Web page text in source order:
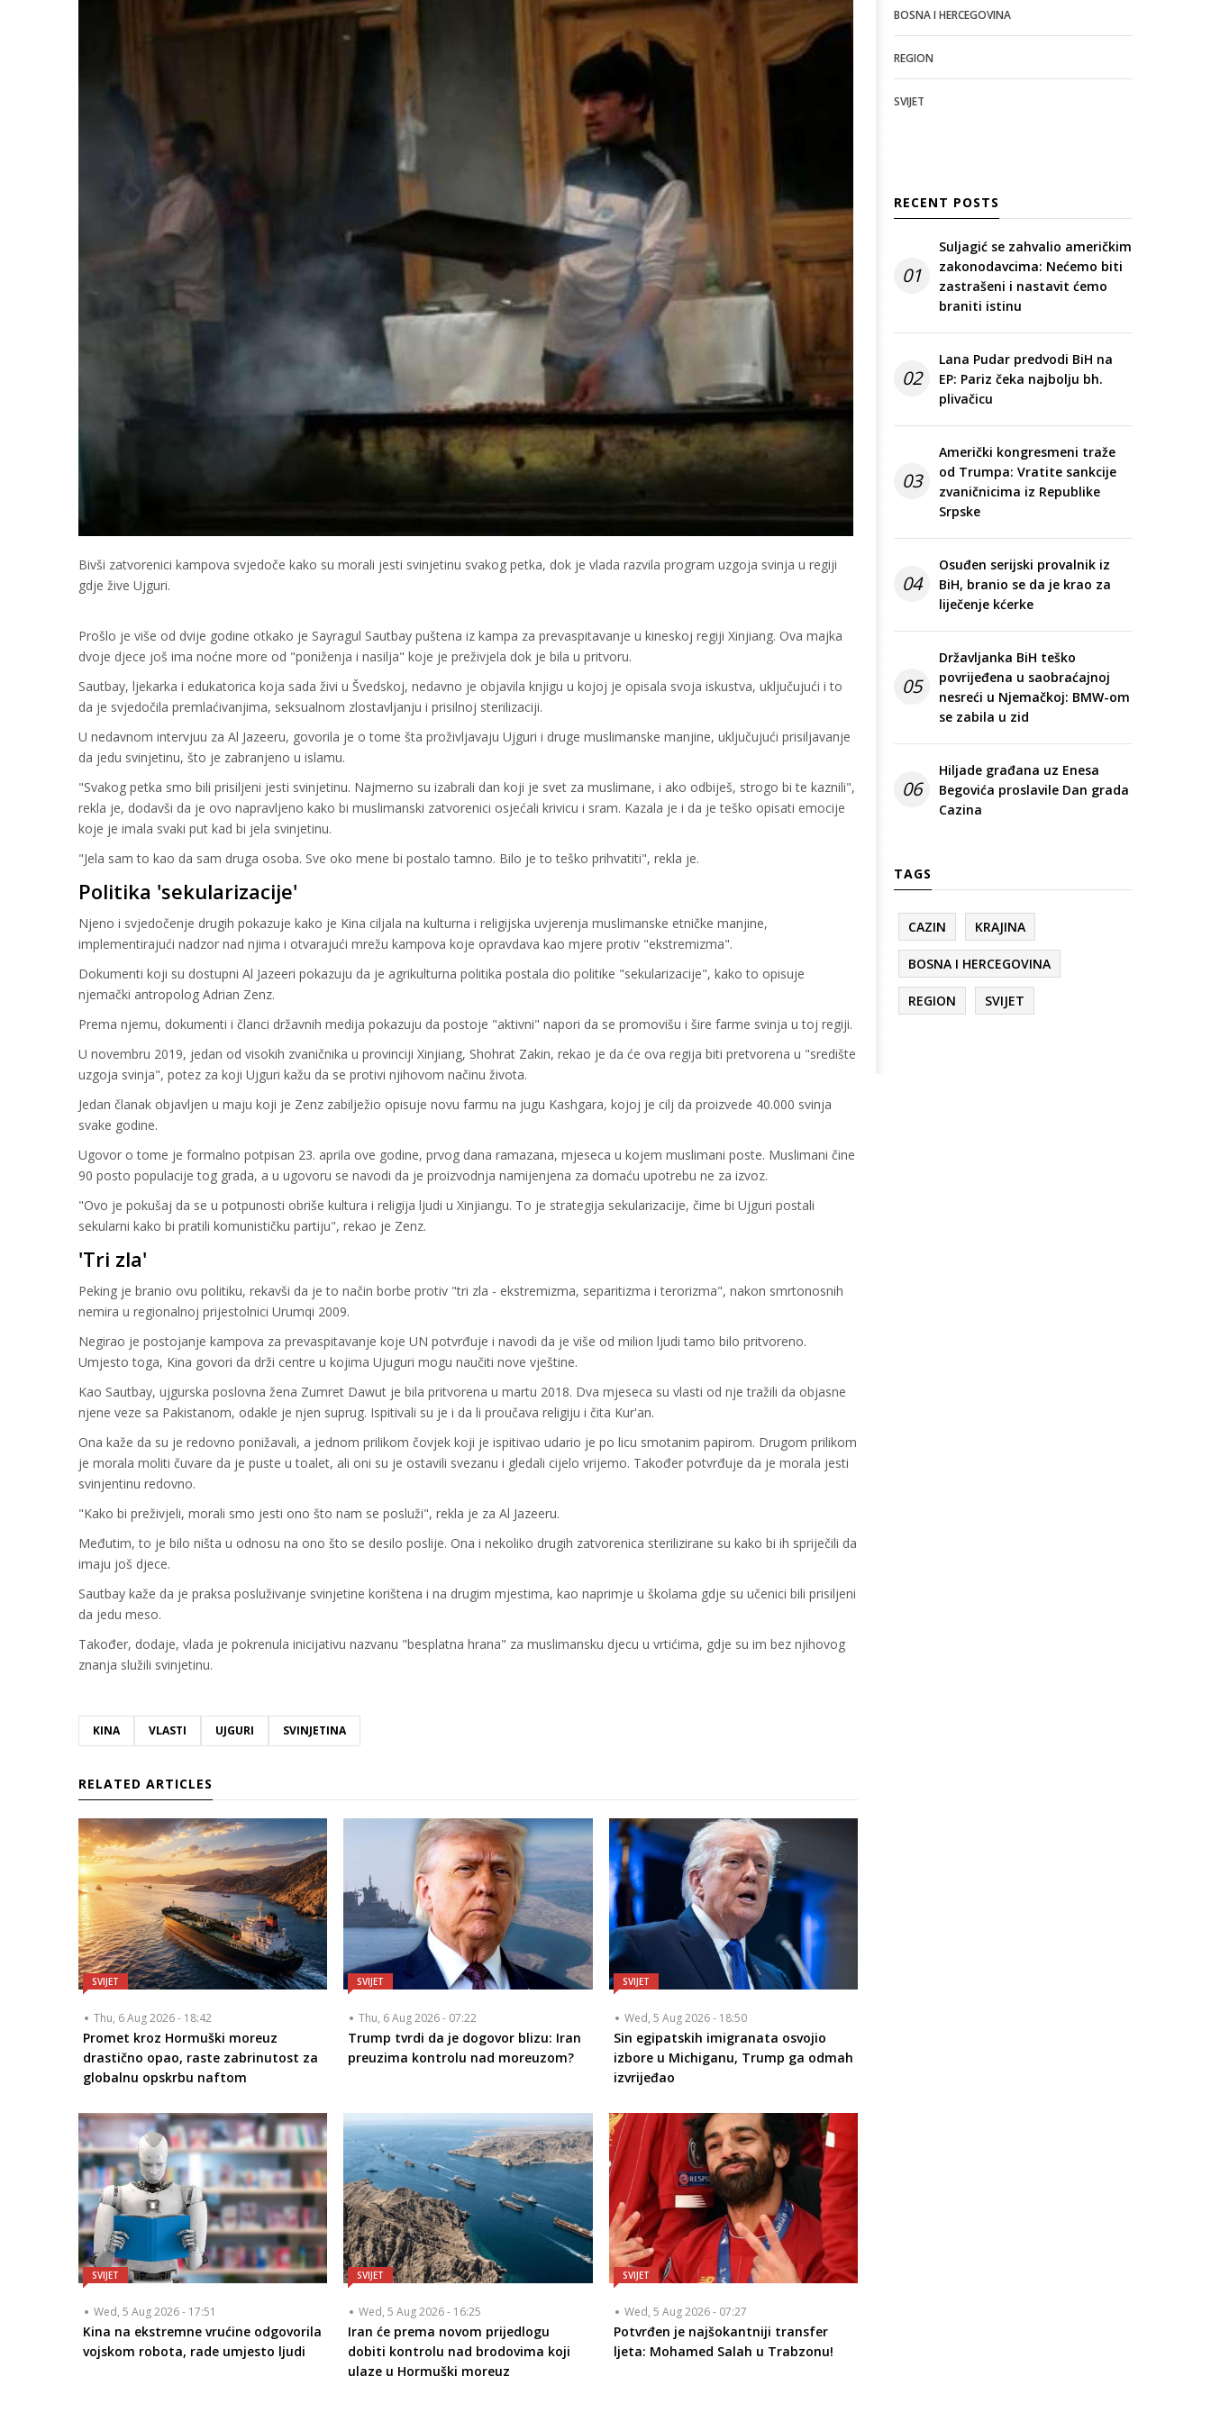
Bivši zatvorenici kampova svjedoče kako su morali jesti svinjetinu svakog petka, dok je vlada razvila program uzgoja svinja u regiji
gdje žive Ujguri.
Prošlo je više od dvije godine otkako je Sayragul Sautbay puštena iz kampa za prevaspitavanje u kineskoj regiji Xinjiang. Ova majka
dvoje djece još ima noćne more od "poniženja i nasilja" koje je preživjela dok je bila u pritvoru.
Sautbay, ljekarka i edukatorica koja sada živi u Švedskoj, nedavno je objavila knjigu u kojoj je opisala svoja iskustva, uključujući i to
da je svjedočila premlaćivanjima, seksualnom zlostavljanju i prisilnoj sterilizaciji.
U nedavnom intervjuu za Al Jazeeru, govorila je o tome šta proživljavaju Ujguri i druge muslimanske manjine, uključujući prisiljavanje
da jedu svinjetinu, što je zabranjeno u islamu.
"Svakog petka smo bili prisiljeni jesti svinjetinu. Najmerno su izabrali dan koji je svet za muslimane, i ako odbiješ, strogo bi te kaznili",
rekla je, dodavši da je ovo napravljeno kako bi muslimanski zatvorenici osjećali krivicu i sram. Kazala je i da je teško opisati emocije
koje je imala svaki put kad bi jela svinjetinu.
"Jela sam to kao da sam druga osoba. Sve oko mene bi postalo tamno. Bilo je to teško prihvatiti", rekla je.
Politika 'sekularizacije'
Njeno i svjedočenje drugih pokazuje kako je Kina ciljala na kulturna i religijska uvjerenja muslimanske etničke manjine,
implementirajući nadzor nad njima i otvarajući mrežu kampova koje opravdava kao mjere protiv "ekstremizma".
Dokumenti koji su dostupni Al Jazeeri pokazuju da je agrikulturna politika postala dio politike "sekularizacije", kako to opisuje
njemački antropolog Adrian Zenz.
Prema njemu, dokumenti i članci državnih medija pokazuju da postoje "aktivni" napori da se promovišu i šire farme svinja u toj regiji.
U novembru 2019, jedan od visokih zvaničnika u provinciji Xinjiang, Shohrat Zakin, rekao je da će ova regija biti pretvorena u "središte
uzgoja svinja", potez za koji Ujguri kažu da se protivi njihovom načinu života.
Jedan članak objavljen u maju koji je Zenz zabilježio opisuje novu farmu na jugu Kashgara, kojoj je cilj da proizvede 40.000 svinja
svake godine.
Ugovor o tome je formalno potpisan 23. aprila ove godine, prvog dana ramazana, mjeseca u kojem muslimani poste. Muslimani čine
90 posto populacije tog grada, a u ugovoru se navodi da je proizvodnja namijenjena za domaću upotrebu ne za izvoz.
"Ovo je pokušaj da se u potpunosti obriše kultura i religija ljudi u Xinjiangu. To je strategija sekularizacije, čime bi Ujguri postali
sekularni kako bi pratili komunističku partiju", rekao je Zenz.
'Tri zla'
Peking je branio ovu politiku, rekavši da je to način borbe protiv "tri zla - ekstremizma, separitizma i terorizma", nakon smrtonosnih
nemira u regionalnoj prijestolnici Urumqi 2009.
Negirao je postojanje kampova za prevaspitavanje koje UN potvrđuje i navodi da je više od milion ljudi tamo bilo pritvoreno.
Umjesto toga, Kina govori da drži centre u kojima Ujuguri mogu naučiti nove vještine.
Kao Sautbay, ujgurska poslovna žena Zumret Dawut je bila pritvorena u martu 2018. Dva mjeseca su vlasti od nje tražili da objasne
njene veze sa Pakistanom, odakle je njen suprug. Ispitivali su je i da li proučava religiju i čita Kur'an.
Ona kaže da su je redovno ponižavali, a jednom prilikom čovjek koji je ispitivao udario je po licu smotanim papirom. Drugom prilikom
je morala moliti čuvare da je puste u toalet, ali oni su je ostavili svezanu i gledali cijelo vrijemo. Također potvrđuje da je morala jesti
svinjentinu redovno.
"Kako bi preživjeli, morali smo jesti ono što nam se posluži", rekla je za Al Jazeeru.
Međutim, to je bilo ništa u odnosu na ono što se desilo poslije. Ona i nekoliko drugih zatvorenica sterilizirane su kako bi ih spriječili da
imaju još djece.
Sautbay kaže da je praksa posluživanje svinjetine korištena i na drugim mjestima, kao naprimje u školama gdje su učenici bili prisiljeni
da jedu meso.
Također, dodaje, vlada je pokrenula inicijativu nazvanu "besplatna hrana" za muslimansku djecu u vrtićima, gdje su im bez njihovog
znanja služili svinjetinu.
KINA VLASTI UJGURI SVINJETINA
RELATED ARTICLES
SVIJET
Thu, 6 Aug 2026 - 18:42
Promet kroz Hormuški moreuz
drastično opao, raste zabrinutost za
globalnu opskrbu naftom
SVIJET
Thu, 6 Aug 2026 - 07:22
Trump tvrdi da je dogovor blizu: Iran
preuzima kontrolu nad moreuzom?
SVIJET
Wed, 5 Aug 2026 - 18:50
Sin egipatskih imigranata osvojio
izbore u Michiganu, Trump ga odmah
izvrijeđao
SVIJET
Wed, 5 Aug 2026 - 17:51
Kina na ekstremne vrućine odgovorila
vojskom robota, rade umjesto ljudi
SVIJET
Wed, 5 Aug 2026 - 16:25
Iran će prema novom prijedlogu
dobiti kontrolu nad brodovima koji
ulaze u Hormuški moreuz
SVIJET
Wed, 5 Aug 2026 - 07:27
Potvrđen je najšokantniji transfer
ljeta: Mohamed Salah u Trabzonu!
BOSNA I HERCEGOVINA
REGION
SVIJET
RECENT POSTS
01
Suljagić se zahvalio američkim
zakonodavcima: Nećemo biti
zastrašeni i nastavit ćemo
braniti istinu
02
Lana Pudar predvodi BiH na
EP: Pariz čeka najbolju bh.
plivačicu
03
Američki kongresmeni traže
od Trumpa: Vratite sankcije
zvaničnicima iz Republike
Srpske
04
Osuđen serijski provalnik iz
BiH, branio se da je krao za
liječenje kćerke
05
Državljanka BiH teško
povrijeđena u saobraćajnoj
nesreći u Njemačkoj: BMW-om
se zabila u zid
06
Hiljade građana uz Enesa
Begovića proslavile Dan grada
Cazina
TAGS
CAZIN KRAJINA
BOSNA I HERCEGOVINA
REGION SVIJET